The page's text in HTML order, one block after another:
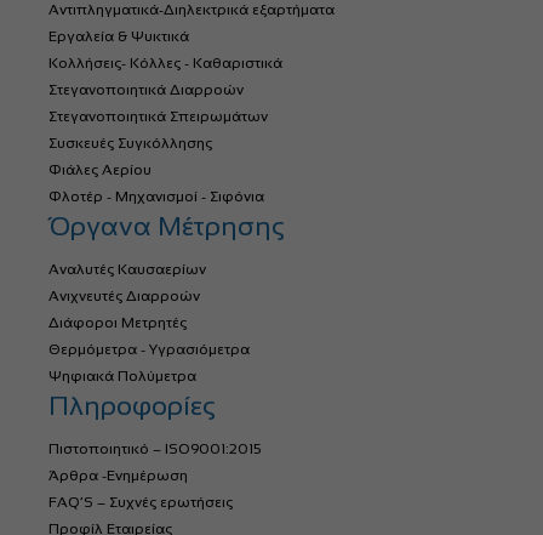
Αντιπληγματικά-Διηλεκτρικά εξαρτήματα
Εργαλεία & Ψυκτικά
Κολλήσεις- Κόλλες - Καθαριστικά
Στεγανοποιητικά Διαρροών
Στεγανοποιητικά Σπειρωμάτων
Συσκευές Συγκόλλησης
Φιάλες Αερίου
Φλοτέρ - Μηχανισμοί - Σιφόνια
Όργανα Μέτρησης
Αναλυτές Καυσαερίων
Ανιχνευτές Διαρροών
Διάφοροι Μετρητές
Θερμόμετρα - Υγρασιόμετρα
Ψηφιακά Πολύμετρα
Πληροφορίες
Πιστοποιητικό – ISO9001:2015
Άρθρα -Ενημέρωση
FAQ’S – Συχνές ερωτήσεις
Προφίλ Εταιρείας